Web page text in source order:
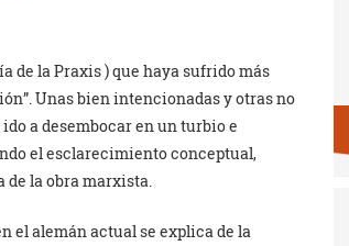
de la Praxis ) que haya sufrido más
Unas bien intencionadas y otras no
a desembocar en un turbio e
el esclarecimiento conceptual,
la obra marxista.
el alemán actual se explica de la